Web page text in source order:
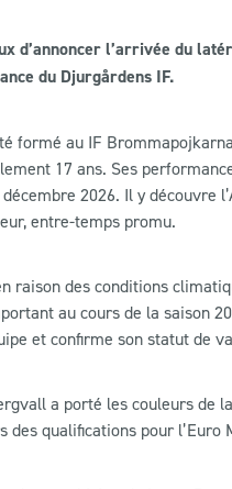
d’annoncer l’arrivée du
du Djurgårdens IF.
formé au IF
17 ans. Ses
2026. Il y découvre
entre-temps promu.
raison des conditions
au cours de la saison
et confirme son statut de
a porté les couleurs de
qualifications pour l’Euro